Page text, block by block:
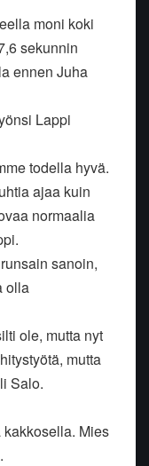
moni koki
sekunnin
ennen Juha
Lappi
todella hyvä.
ajaa kuin
normaalia
sanoin,
olla
ole, mutta nyt
mutta
Salo.
Mies